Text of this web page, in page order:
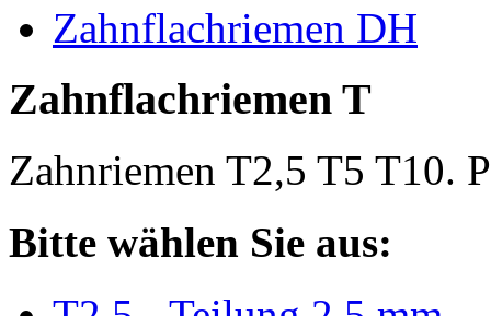
Zahnflachriemen DH
Zahnflachriemen T
Zahnriemen T2,5 T5 T10.
Bitte wählen Sie aus: